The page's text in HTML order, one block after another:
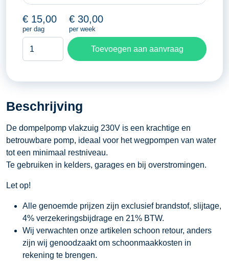
€ 15,00
per dag
€ 30,00
per week
Dompelpomp
m³/uur
Toevoegen aan aanvraag
Beschrijving
De dompelpomp vlakzuig 230V is een krachtige en
betrouwbare pomp, ideaal voor het wegpompen van water
tot een minimaal restniveau.
Te gebruiken in kelders, garages en bij overstromingen.
Let op!
Alle genoemde prijzen zijn exclusief brandstof, slijtage,
4% verzekeringsbijdrage en 21% BTW.
Wij verwachten onze artikelen schoon retour, anders
zijn wij genoodzaakt om schoonmaakkosten in
rekening te brengen.